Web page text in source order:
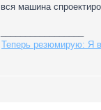
вся машина
Теперь резюмирую: Я